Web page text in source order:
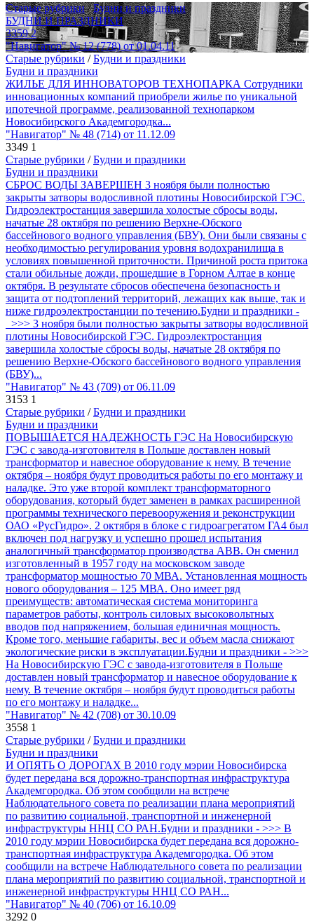
Старые рубрики/Будни и праздники
БУДНИ И ПРАЗДНИКИ
33592
"Навигатор" № 12 (778) от 01.04.11
Старые рубрики /Будни и праздники
Будни и праздники
ЖИЛЬЕ ДЛЯ ИННОВАТОРОВ ТЕХНОПАРКА Сотрудники
инновационных компаний приобрели жилье по уникальной
ипотечной программе, реализованной технопарком
Новосибирского Академгородка...
"Навигатор" № 48 (714) от 11.12.09
3349 1
Старые рубрики /Будни и праздники
Будни и праздники
СБРОС ВОДЫ ЗАВЕРШЕН 3 ноября были полностью
закрыты затворы водосливной плотины Новосибирской ГЭС.
Гидроэлектростанция завершила холостые сбросы воды,
начатые 28 октября по решению Верхне-Обского
бассейнового водного управления (БВУ). Они были связаны с
необходимостью регулирования уровня водохранилища в
условиях повышенной приточности. Причиной роста притока
стали обильные дожди, прошедшие в Горном Алтае в конце
октября. В результате сбросов обеспечена безопасность и
защита от подтоплений территорий, лежащих как выше, так и
ниже гидроэлектростанции по течению.Будни и праздники -
>>> 3 ноября были полностью закрыты затворы водосливной
плотины Новосибирской ГЭС. Гидроэлектростанция
завершила холостые сбросы воды, начатые 28 октября по
решению Верхне-Обского бассейнового водного управления
(БВУ)...
"Навигатор" № 43 (709) от 06.11.09
3153 1
Старые рубрики /Будни и праздники
Будни и праздники
ПОВЫШАЕТСЯ НАДЕЖНОСТЬ ГЭС На Новосибирскую
ГЭС с завода-изготовителя в Польше доставлен новый
трансформатор и навесное оборудование к нему. В течение
октября – ноября будут проводиться работы по его монтажу и
наладке. Это уже второй комплект трансформаторного
оборудования, который будет заменен в рамках расширенной
программы технического перевооружения и реконструкции
ОАО «РусГидро». 2 октября в блоке с гидроагрегатом ГА4 был
включен под нагрузку и успешно прошел испытания
аналогичный трансформатор производства ABB. Он сменил
изготовленный в 1957 году на московском заводе
трансформатор мощностью 70 МВА. Установленная мощность
нового оборудования – 125 МВА. Оно имеет ряд
преимуществ: автоматическая система мониторинга
параметров работы, контроль силовых высоковольтных
вводов под напряжением, большая единичная мощность.
Кроме того, меньшие габариты, вес и объем масла снижают
экологические риски в эксплуатации.Будни и праздники - >>>
На Новосибирскую ГЭС с завода-изготовителя в Польше
доставлен новый трансформатор и навесное оборудование к
нему. В течение октября – ноября будут проводиться работы
по его монтажу и наладке...
"Навигатор" № 42 (708) от 30.10.09
3558 1
Старые рубрики /Будни и праздники
Будни и праздники
И ОПЯТЬ О ДОРОГАХ В 2010 году мэрии Новосибирска
будет передана вся дорожно-транспортная инфраструктура
Академгородка. Об этом сообщили на встрече
Наблюдательного совета по реализации плана мероприятий
по развитию социальной, транспортной и инженерной
инфраструктуры ННЦ СО РАН.Будни и праздники - >>> В
2010 году мэрии Новосибирска будет передана вся дорожно-
транспортная инфраструктура Академгородка. Об этом
сообщили на встрече Наблюдательного совета по реализации
плана мероприятий по развитию социальной, транспортной и
инженерной инфраструктуры ННЦ СО РАН...
"Навигатор" № 40 (706) от 16.10.09
3292 0